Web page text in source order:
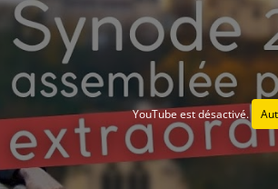
YouTube est désactivé.